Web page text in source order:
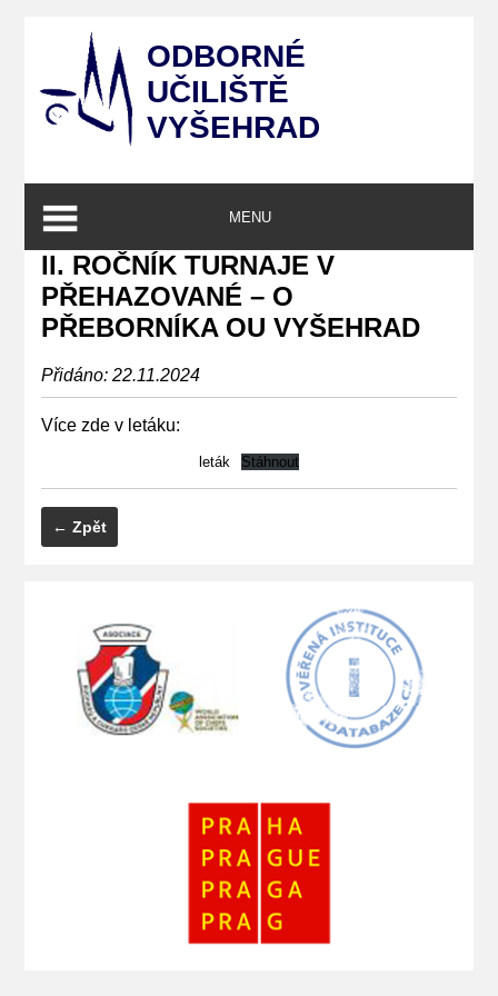
ODBORNÉ
UČILIŠTĚ
VYŠEHRAD
MENU
II. ROČNÍK TURNAJE V
PŘEHAZOVANÉ – O
PŘEBORNÍKA OU VYŠEHRAD
Přidáno: 22.11.2024
Více zde v letáku:
leták Stáhnout
← Zpět